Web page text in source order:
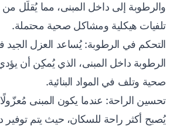
والرطوبة إلى داخل المبنى، مما
تلفيات هيكلية ومشاكل صحية محتملة.
التحكم في الرطوبة: يُساعد العزل الجيد
الرطوبة داخل المبنى، الذي يُمكِن أن
صحية وتلف في المواد البنائية.
تحسين الراحة: عندما يكون المبنى
يُصبح أكثر راحة للسكان، حيث يتم